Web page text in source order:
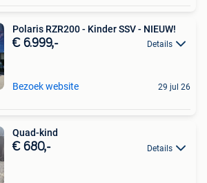
Polaris RZR200 - Kinder SSV - NIEUW!
€ 6.999,- Details
Bezoek website 29 jul 26
Quad-kind
€ 680,- Details